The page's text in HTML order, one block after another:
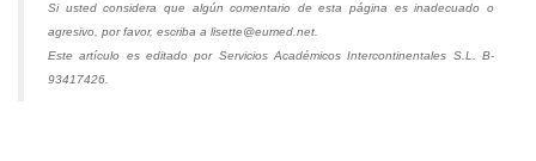
Si usted considera que algún comentario de esta página es inadecuado o
agresivo, por favor, escriba a lisette@eumed.net.
Este artículo es editado por Servicios Académicos Intercontinentales S.L. B-
93417426.